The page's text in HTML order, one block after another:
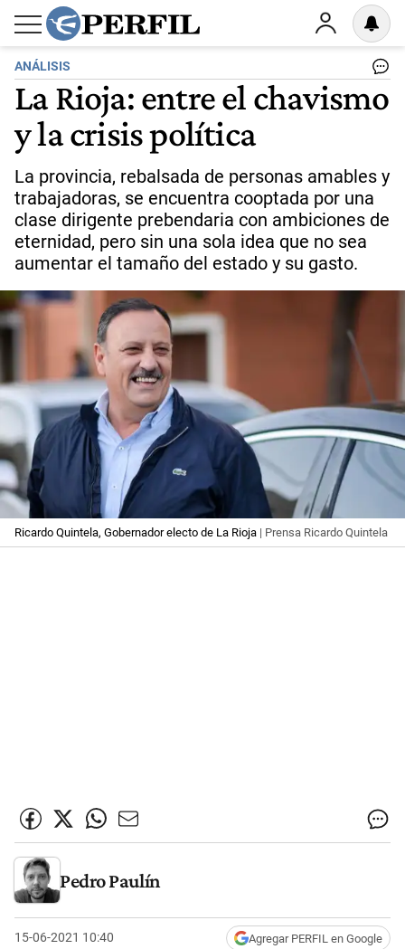
ANÁLISIS
La Rioja: entre el chavismo
y la crisis política
La provincia, rebalsada de personas amables y
trabajadoras, se encuentra cooptada por una
clase dirigente prebendaria con ambiciones de
eternidad, pero sin una sola idea que no sea
aumentar el tamaño del estado y su gasto.
Ricardo Quintela, Gobernador electo de La Rioja | Prensa Ricardo Quintela
Pedro Paulín
15-06-2021 10:40 Agregar PERFIL en Google